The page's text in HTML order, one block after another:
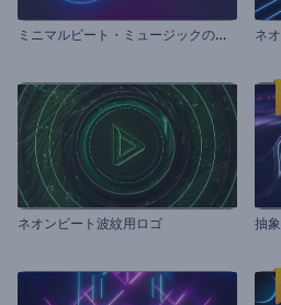
ミ
ニマルビート・ミュージックのビジュアライザー
ネオンビート波紋用ロゴ